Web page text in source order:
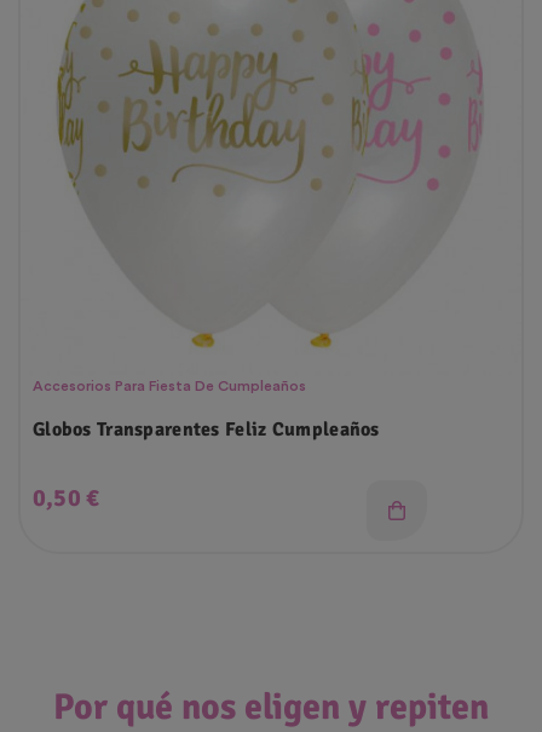
Accesorios Para Fiesta De Cumpleaños
Globos Transparentes Feliz Cumpleaños
Precio
0,50 €
Por qué nos eligen y repiten